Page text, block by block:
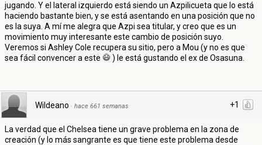
jugando. Y el lateral izquierdo está siendo un Azpilicueta que lo está
haciendo bastante bien, y se está asentando en una posición que no
es la suya. A mí me alegra que Azpi sea titular, y creo que es un
movimiento muy interesante este cambio de posición suyo.
Veremos si Ashley Cole recupera su sitio, pero a Mou (y no es que
sea fácil convencer a este
) le está gustando el ex de Osasuna.
+1
Wildeano · hace 661 semanas
La verdad que el Chelsea tiene un grave problema en la zona de
creación (y lo más sangrante es que tiene este problema desde